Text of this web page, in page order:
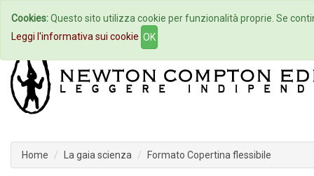
Home Autori Eventi
Home La gaia scienza Formato Copertina flessibile
Cookies:Questo sito utilizza cookie per funzionalità proprie. Se
Leggi l'informativa sui cookie OK